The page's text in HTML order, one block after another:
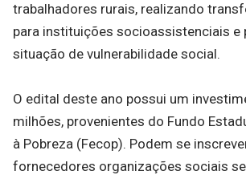
trabalhadores rurais, realizando
para instituições socioassistenciais e
situação de vulnerabilidade social.
O edital deste ano possui um
milhões, provenientes do Fundo
à Pobreza (Fecop). Podem se
fornecedores organizações sociais